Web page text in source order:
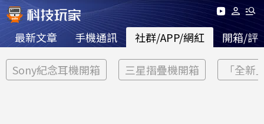
最新文章 手機通訊 社群/APP/網紅 開箱/評
Sony紀念耳機開箱 三星摺疊機開箱 「全新